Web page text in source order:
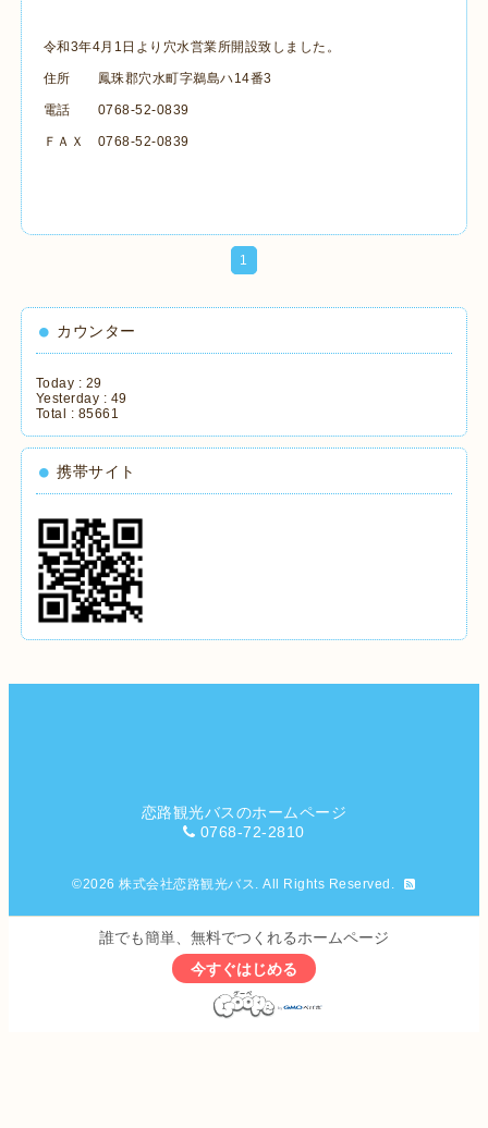
令和3年4月1日より穴水営業所開設致しました。
住所 鳳珠郡穴水町字鵜島ハ14番3
電話 0768-52-0839
ＦＡＸ 0768-52-0839
1
カウンター
Today : 29
Yesterday : 49
Total : 85661
携帯サイト
恋路観光バスのホームページ
0768-72-2810
©2026株式会社恋路観光バス. All Rights Reserved.
誰でも簡単、無料でつくれるホームページ
今すぐはじめる